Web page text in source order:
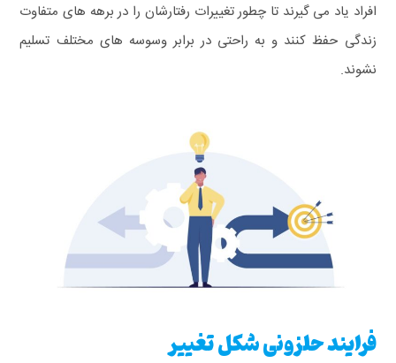
افراد یاد می گیرند تا چطور تغییرات رفتارشان را در برهه های متفاوت
زندگی حفظ کنند و به راحتی در برابر وسوسه های مختلف تسلیم
نشوند.
فرایند حلزونی شکل تغییر